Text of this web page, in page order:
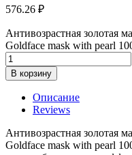
576.26 ₽
Антивозрастная золотая
Goldface mask with pearl
В корзину
Описание
Reviews
Антивозрастная золотая
Goldface mask with pearl